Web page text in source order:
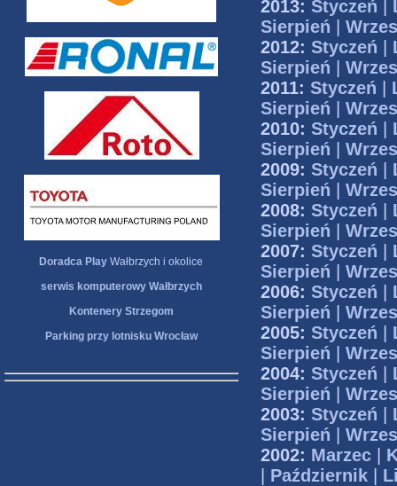
Doradca Play Wałbrzych i okolice
serwis komputerowy Wałbrzych
Kontenery Strzegom
Parking przy lotnisku Wrocław
2013: Styczeń
Sierpień
2012: Styczeń
Sierpień
2011: Styczeń
Sierpień
2010: Styczeń
Sierpień
2009: Styczeń
Sierpień
2008: Styczeń
Sierpień
2007: Styczeń
Sierpień
2006: Styczeń
Sierpień
2005: Styczeń
Sierpień
2004: Styczeń
Sierpień
2003: Styczeń
Sierpień
2002: Marzec
Październik